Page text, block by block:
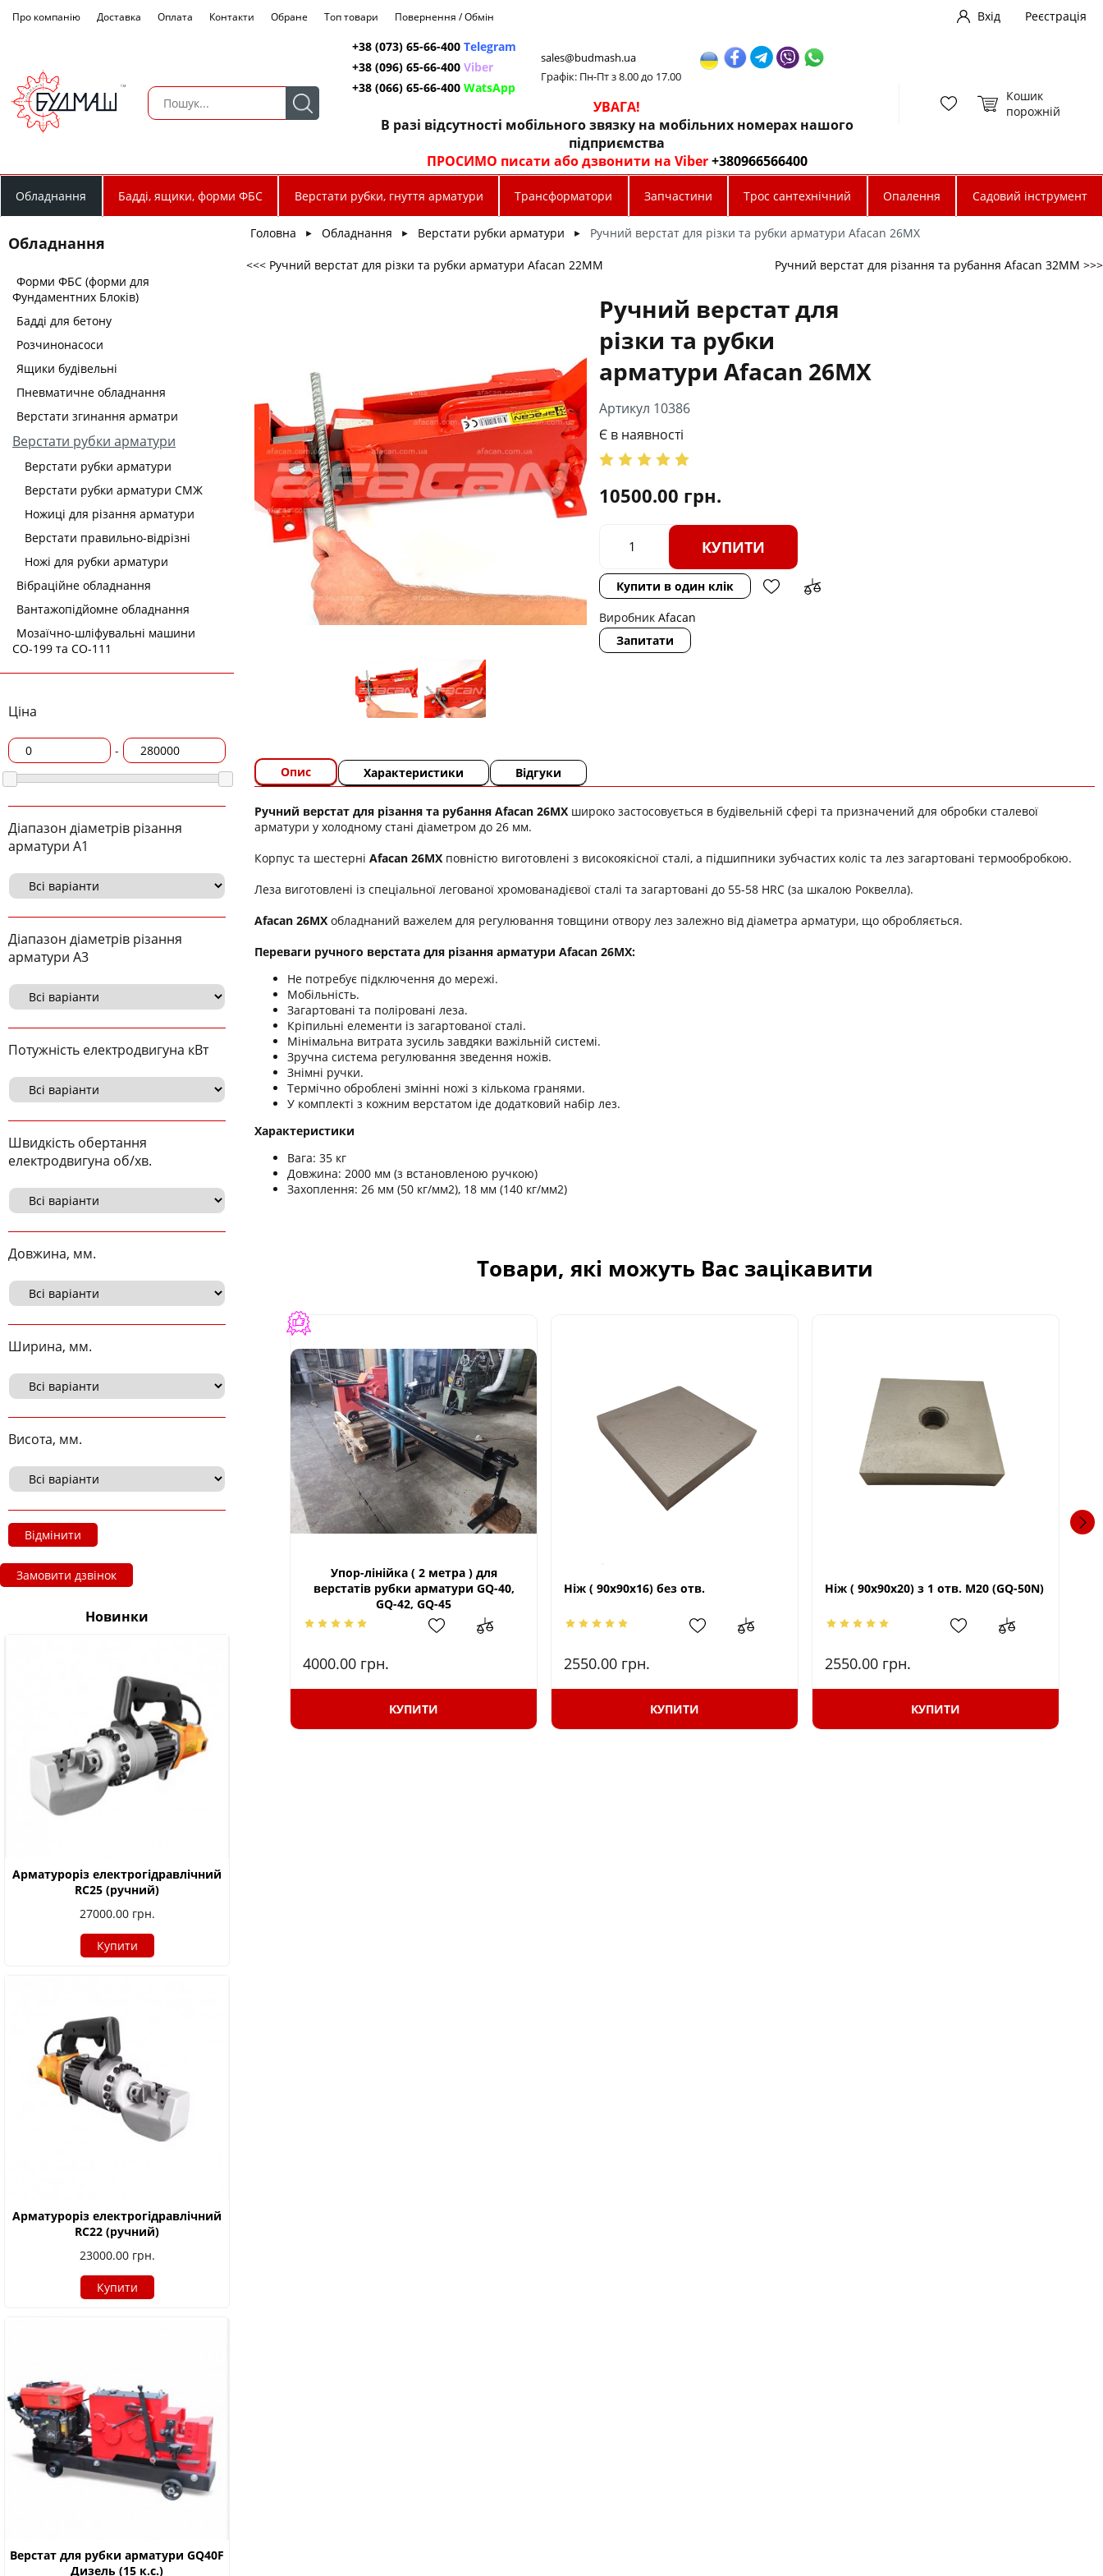
Про компанію Доставка Оплата Контакти Обране Топ товари Повернення / Обмін Вхід
Реєстрація
+38 (073) 65-66-400 Telegram
+38 (096) 65-66-400 Viber
+38 (066) 65-66-400 WatsApp
sales@budmash.ua
Графік: Пн-Пт з 8.00 до 17.00
УВАГА!
В разі відсутності мобільного звязку на мобільних номерах нашого
підприємства
ПРОСИМО писати або дзвонити на Viber+380966566400
Кошик
порожній
Обладнання Бадді, ящики, форми ФБС Верстати рубки, гнуття арматури Трансформатори Запчастини Трос сантехнічний Опалення Садовий інструмент
Обладнання
Форми ФБС (форми для
Фундаментних Блоків)
Бадді для бетону
Розчинонасоси
Ящики будівельні
Пневматичне обладнання
Верстати згинання арматри
Верстати рубки арматури
Верстати рубки арматури
Верстати рубки арматури СМЖ
Ножиці для різання арматури
Верстати правильно-відрізні
Ножі для рубки арматури
Вібраційне обладнання
Вантажопідйомне обладнання
Мозаїчно-шліфувальні машини
СО-199 та СО-111
Ціна
-
Діапазон діаметрів різання
арматури А1
Діапазон діаметрів різання
арматури А3
Потужність електродвигуна кВт
Швидкість обертання
електродвигуна об/хв.
Довжина, мм.
Ширина, мм.
Висота, мм.
Відмінити
Замовити дзвінок
Новинки
Арматуроріз електрогідравлічний
RC25 (ручний)
27000.00 грн.
Купити
Арматуроріз електрогідравлічний
RC22 (ручний)
23000.00 грн.
Купити
Верстат для рубки арматури GQ40F
Дизель (15 к.с.)
Головна ► Обладнання ► Верстати рубки арматури ► Ручний верстат для різки та рубки арматури Afacan 26MX
<<< Ручний верстат для різки та рубки арматури Afacan 22MM Ручний верстат для різання та рубання Afacan 32MМ >>>
Ручний верстат для
різки та рубки
арматури Afacan 26MX
Артикул 10386
Є в наявності
10500.00 грн.
КУПИТИ
Купити в один клік
Виробник Afacan
Запитати
Опис Характеристики Відгуки
Ручний верстат для різання та рубання Afacan 26MX широко застосовується в будівельній сфері та призначений для обробки сталевої
арматури у холодному стані діаметром до 26 мм.
Корпус та шестерні Afacan 26MX повністю виготовлені з високоякісної сталі, а підшипники зубчастих коліс та лез загартовані термообробкою.
Леза виготовлені із спеціальної легованої хромованадієвої сталі та загартовані до 55-58 HRC (за шкалою Роквелла).
Afacan 26MX обладнаний важелем для регулювання товщини отвору лез залежно від діаметра арматури, що обробляється.
Переваги ручного верстата для різання арматури Afacan 26MX:
Не потребує підключення до мережі.
Мобільність.
Загартовані та поліровані леза.
Кріпильні елементи із загартованої сталі.
Мінімальна витрата зусиль завдяки важільній системі.
Зручна система регулювання зведення ножів.
Знімні ручки.
Термічно оброблені змінні ножі з кількома гранями.
У комплекті з кожним верстатом іде додатковий набір лез.
Характеристики
Вага: 35 кг
Довжина: 2000 мм (з встановленою ручкою)
Захоплення: 26 мм (50 кг/мм2), 18 мм (140 кг/мм2)
Товари, які можуть Вас зацікавити
Упор-лінійка ( 2 метра ) для
верстатів рубки арматури GQ-40,
GQ-42, GQ-45
4000.00 грн.
КУПИТИ
Ніж ( 90х90х16) без отв.
2550.00 грн.
КУПИТИ
Ніж ( 90х90х20) з 1 отв. М20 (GQ-50N)
2550.00 грн.
КУПИТИ